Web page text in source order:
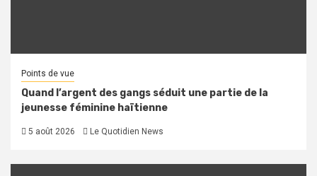
Points de vue
Quand l’argent des gangs séduit une partie de la
jeunesse féminine haïtienne
5 août 2026 Le Quotidien News